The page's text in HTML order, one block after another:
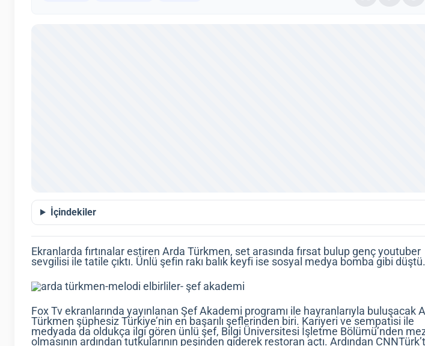
İçindekiler
Ekranlarda fırtınalar estiren Arda Türkmen, set arasında fırsat bulup genç youtuber
sevgilisi ile tatile çıktı. Ünlü şefin rakı balık keyfi ise sosyal medya bomba gibi düştü.
Fox Tv ekranlarında yayınlanan Şef Akademi programı ile hayranlarıyla buluşacak
Türkmen şüphesiz Türkiye’nin en başarılı şeflerinden biri. Kariyeri ve sempatisi ile
medyada da oldukça ilgi gören ünlü şef, Bilgi Üniversitesi İşletme Bölümü’nden
olmasının ardından tutkularının peşinden giderek restoran açtı. Ardından